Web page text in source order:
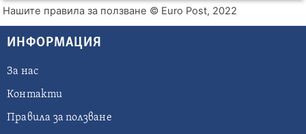
Нашите правила за ползване © Euro Post, 2022
ИНФОРМАЦИЯ
За нас
Контакти
Правила за ползване